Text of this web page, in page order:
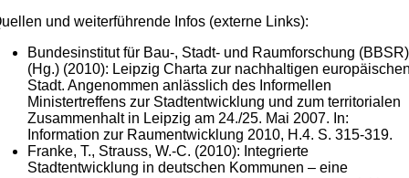
und weiterführende Infos (externe Links):
Bundesinstitut für Bau-, Stadt- und Raumforschung (BBSR)
(Hg.) (2010): Leipzig Charta zur nachhaltigen
Stadt. Angenommen anlässlich des Informellen
Ministertreffens zur Stadtentwicklung und zum territorialen
Zusammenhalt in Leipzig am 24./25. Mai 2007. In:
Information zur Raumentwicklung 2010, H.4. S. 315-319.
Franke, T., Strauss, W.-C. (2010): Integrierte
Stadtentwicklung in deutschen Kommunen – eine